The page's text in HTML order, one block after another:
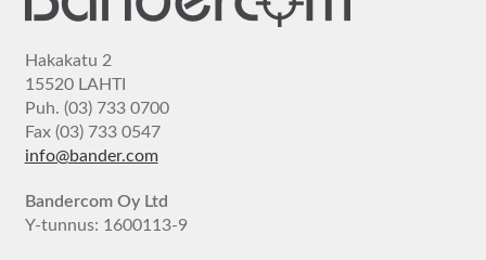
Hakakatu 2
15520 LAHTI
Puh. (03) 733 0700
Fax (03) 733 0547
info@bander.com
Bandercom Oy Ltd
Y-tunnus: 1600113-9